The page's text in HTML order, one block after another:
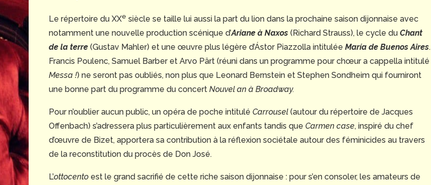
Le répertoire du XXe siècle se taille lui aussi la part du lion dans la prochaine saison dijonnaise avec
notamment une nouvelle production scénique d’Ariane à Naxos (Richard Strauss), le cycle du Chant
de la terre (Gustav Mahler) et une œuvre plus légère d’Ástor Piazzolla intitulée María de Buenos Aires.
Francis Poulenc, Samuel Barber et Arvo Pärt (réuni dans un programme pour chœur a cappella intitulé
Messa !) ne seront pas oubliés, non plus que Leonard Bernstein et Stephen Sondheim qui fourniront
une bonne part du programme du concert Nouvel an à Broadway.
Pour n’oublier aucun public, un opéra de poche intitulé Carrousel (autour du répertoire de Jacques
Offenbach) s’adressera plus particulièrement aux enfants tandis que Carmen case, inspiré du chef
d’œuvre de Bizet, apportera sa contribution à la réflexion sociétale autour des féminicides au travers
de la reconstitution du procès de Don José.
L’ottocento est le grand sacrifié de cette riche saison dijonnaise : pour s’en consoler, les amateurs de